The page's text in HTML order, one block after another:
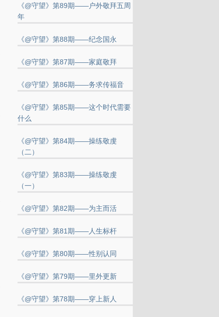
《@守望》第89期——户外敬拜五周
年
《@守望》第88期——纪念国永
《@守望》第87期——家庭敬拜
《@守望》第86期——务求传福音
《@守望》第85期——这个时代需要
什么
《@守望》第84期——操练敬虔
（二）
《@守望》第83期——操练敬虔
（一）
《@守望》第82期——为主而活
《@守望》第81期——人生标杆
《@守望》第80期——性别认同
《@守望》第79期——里外更新
《@守望》第78期——穿上新人